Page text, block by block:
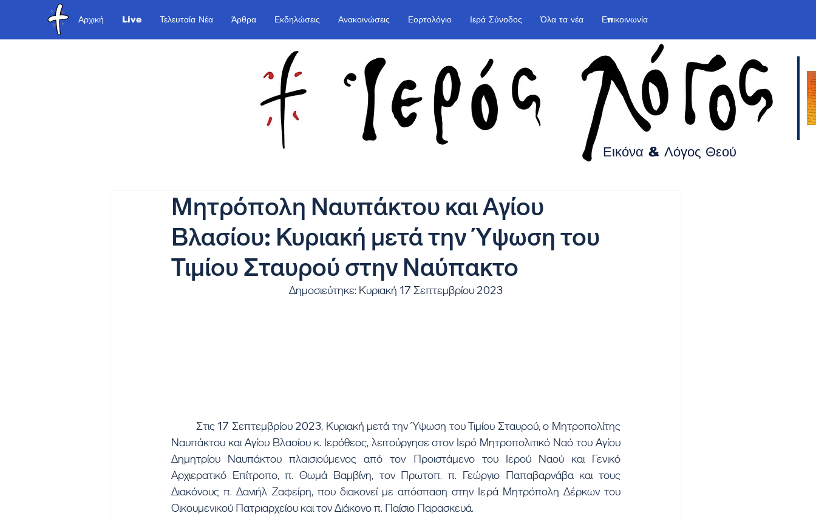
Αρχική Live Τελευταία Νέα Άρθρα Εκδηλώσεις Ανακοινώσεις Εορτολόγιο Ιερά Σύνοδος Όλα τα νέα Επικοινωνία
Εικόνα & Λόγος Θεού
Μητρόπολη Ναυπάκτου και Αγίου
Βλασίου: Κυριακή μετά την Ύψωση του
Τιμίου Σταυρού στην Ναύπακτο
Δημοσιεύτηκε: Κυριακή 17 Σεπτεμβρίου 2023
Ναυπάκτου και Αγίου Βλασίου κ. Ιερόθεος, λειτούργησε στον Ιερό Μητροπολιτικό Ναό του Αγίου
Δημητρίου Ναυπάκτου πλαισιούμενος από τον Προιστάμενο του Ιερού Ναού και Γενικό
Αρχιερατικό Επίτροπο, π. Θωμά Βαμβίνη, τον Πρωτοπ. π. Γεώργιο Παπαβαρνάβα και τους
Διακόνους π. Δανιήλ Ζαφείρη, που διακονεί με απόσπαση στην Ιερά Μητρόπολη Δέρκων του
Οικουμενικού Πατριαρχείου και τον Διάκονο π. Παίσιο Παρασκευά.